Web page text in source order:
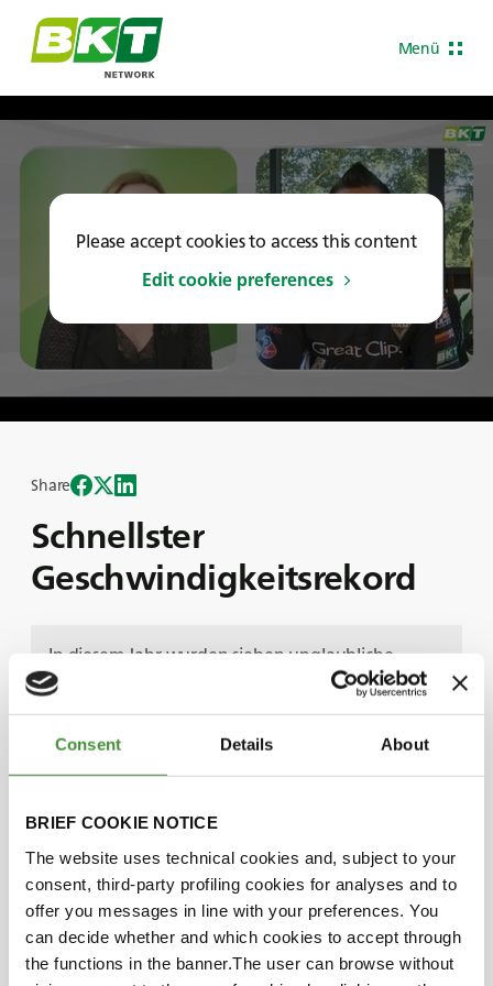
Consent Details About
BRIEF COOKIE NOTICE
The website uses technical cookies and, subject to your
consent, third-party profiling cookies for analyses and to
offer you messages in line with your preferences. You
can decide whether and which cookies to accept through
the functions in the banner.The user can browse without
Menü
Please accept cookies to access this content
Edit cookie preferences
Schnellster
Geschwindigkeitsrekord
Share
In diesem Jahr wurden sieben unglaubliche
Monster Jam-Weltrekorde aufgestellt.
Fahrer Bryce Kenny zu Gast, der über seine
schnellste Geschwindigkeit in einem Monster
gebrochen hat.
In dieser Folge erfahren wir, wie BKT eine
entscheidende Rolle dabei spielte, dass Bryce eine
Geschwindigkeit von 100,3 Meilen pro Stunde
erreichte und alle Hindernisse auf dem Feld